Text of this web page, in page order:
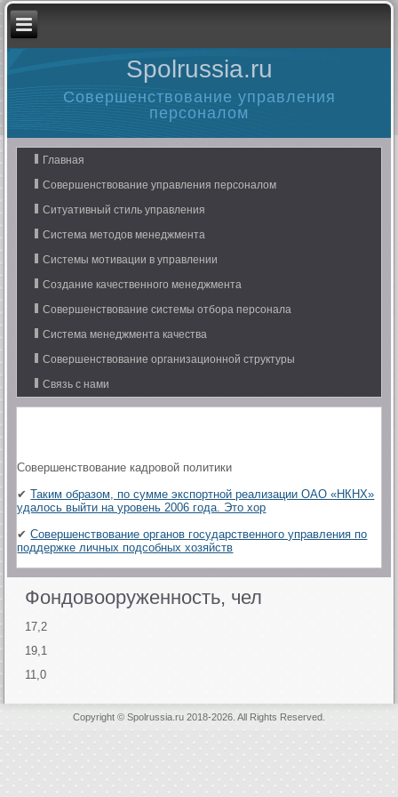
Spolrussia.ru
Совершенствование управления
персоналом
Главная
Совершенствование управления персоналом
Ситуативный стиль управления
Система методов менеджмента
Системы мотивации в управлении
Создание качественного менеджмента
Совершенствование системы отбора персонала
Система менеджмента качества
Совершенствование организационной структуры
Связь с нами
Совершенствование кадровой политики
✔Таким образом, по сумме экспортной реализации ОАО «НКНХ»
удалось выйти на уровень 2006 года. Это хор
✔Совершенствование органов государственного управления по
поддержке личных подсобных хозяйств
Фондовооруженность, чел
17,2
19,1
11,0
Copyright © Spolrussia.ru 2018-2026. All Rights Reserved.